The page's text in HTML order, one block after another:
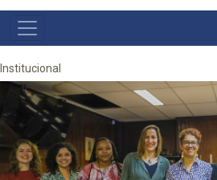
NAVEGADOR
PRINCIPAL
Institucional